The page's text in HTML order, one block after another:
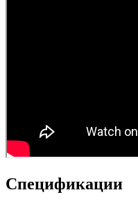
Спецификации